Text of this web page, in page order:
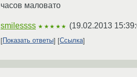
часов маловато
smilessss ★★★★★ (19.02.2013
Показать ответы Ссылка